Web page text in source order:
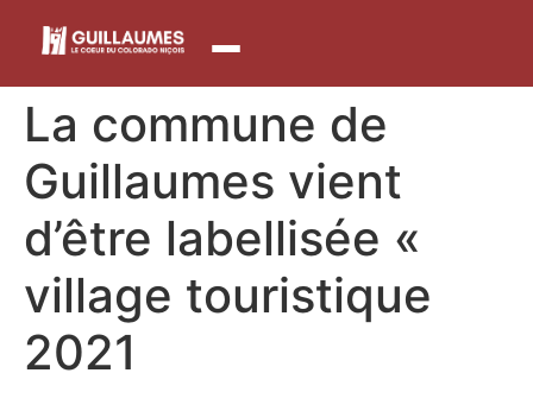
principal
La commune de
Guillaumes vient
d’être labellisée «
village touristique
2021